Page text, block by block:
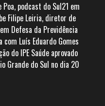
podcast do Sul21 em
Filipe Leiria, diretor de
Defesa da Previdência
Luís Eduardo Gomes
do IPE Saúde aprovado
Grande do Sul no dia 20